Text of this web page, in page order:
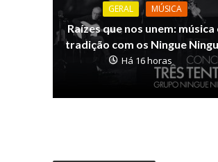
GERAL MÚSICA
Raízes que nos unem: música
tradição com os Ningue
Há 16 horas